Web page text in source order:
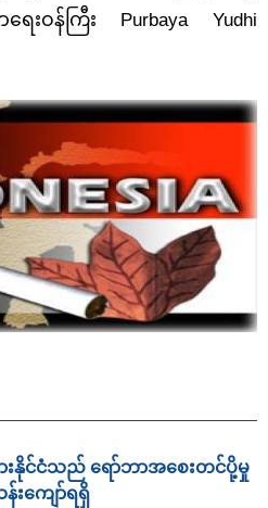
ရေးဝန်ကြီး Purbaya Yudhi
ားနိုင်ငံသည် ရော်ဘာအစေးတင်ပို့မှု
းကျော်ရရှိ